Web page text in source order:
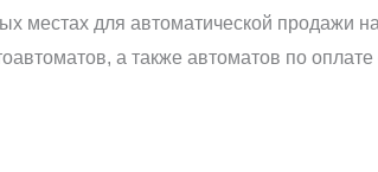
местах для автоматической продажи
а также автоматов по